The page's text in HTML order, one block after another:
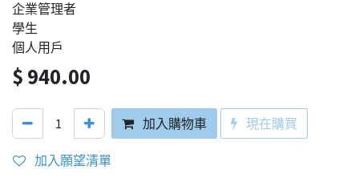
企業管理者
學生
個人用戶
$940.00
加入購物車 現在購買
加入願望清單